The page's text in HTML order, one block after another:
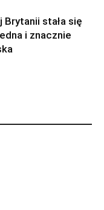
stała się
i znacznie